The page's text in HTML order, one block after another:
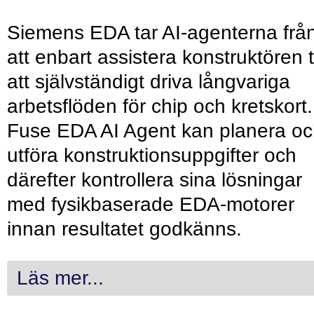
Siemens EDA tar AI-agenterna
att enbart assistera konstruktören
att självständigt driva långvariga
arbetsflöden för chip och kretskort.
Fuse EDA AI Agent kan planera
utföra konstruktionsuppgifter och
därefter kontrollera sina lösningar
med fysikbaserade EDA-motorer
innan resultatet godkänns.
Läs mer...